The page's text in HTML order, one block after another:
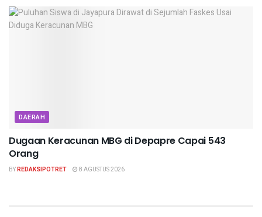
DAERAH
Dugaan Keracunan MBG di Depapre Capai 543
Orang
BYREDAKSIPOTRET 8 AGUSTUS 2026